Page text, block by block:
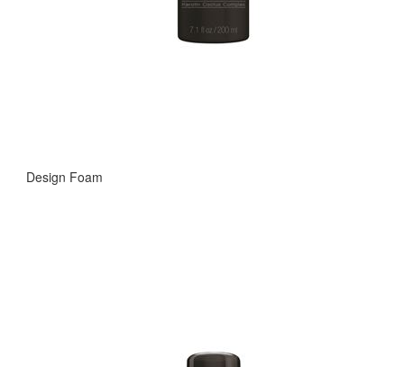
Design Foam